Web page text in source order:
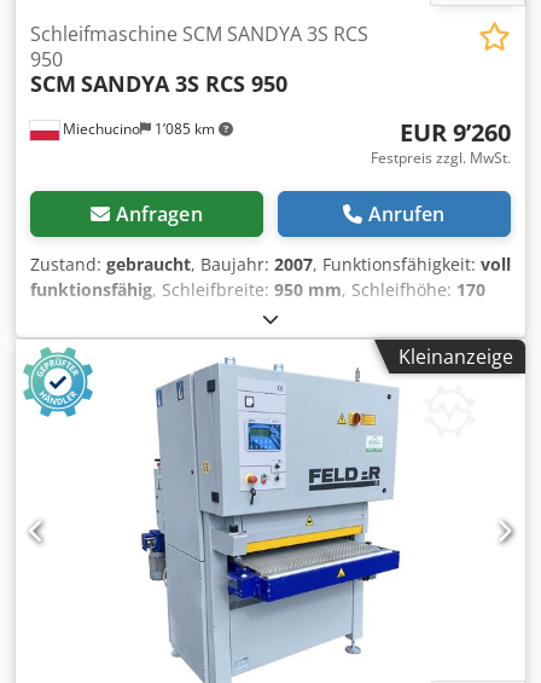
Miechucino 1’085 km
Schleifmaschine SCM SANDYA 3S RCS
950
SCM SANDYA 3S RCS 950
EUR 9’260
Festpreis zzgl. MwSt.
Anfragen Anrufen
Zustand: gebraucht, Baujahr: 2007, Funktionsfähigkeit: voll
funktionsfähig, Schleifbreite: 950 mm, Schleifhöhe: 170
elektrisch
Drehstrom, - Italienische Produktion - Baujahr: 2007 -
Kombi-Schuh TECHNISCHE DATEN: - Schleifbreite: 950 mm
- Schleifhöhe: 4-170 mm - Motorleistung: 11 kW - 1.
Aggregat: Stahlwalze mit pneumatischem Andruck -
Walzendurchmesser: 110 mm - 2. Aggregat: Kombi-Schuh -
Pneumatischer Andruck der Gummiwalze: 78 Shor'a -
Schleifschuh mit pneumatischem Andruck - Pneumatische
Oszillation - Gebläse für die Schleifbänder Codexdxfqepfx
Afpsha - Elektrische Höhenverstellung - Zwei
Bandgeschwindigkeiten: 8,3 m/s und 16 m/s -
Elektronische Positionierung der Schleifhöhe - Stufenlos
einstellbarer Vorschub: 4-20 m/min - Minimale
Werkstücklänge: 500 mm - Anschlussdurchmesser: 2 x 140
mm - Maschinenabmessungen (L/B/H): 150 x 180 x 210 cm
Kleinanzeige